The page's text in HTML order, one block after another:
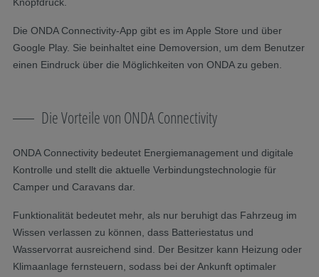
Die ONDA Connectivity-App gibt es im Apple Store und über
Google Play. Sie beinhaltet eine Demoversion, um dem Benutzer
einen Eindruck über die Möglichkeiten von ONDA zu geben.
Die Vorteile von ONDA Connectivity
ONDA Connectivity bedeutet Energiemanagement und digitale
Kontrolle und stellt die aktuelle Verbindungstechnologie für
Camper und Caravans dar.
Funktionalität bedeutet mehr, als nur beruhigt das Fahrzeug im
Wissen verlassen zu können, dass Batteriestatus und
Wasservorrat ausreichend sind. Der Besitzer kann Heizung oder
Klimaanlage fernsteuern, sodass bei der Ankunft optimaler